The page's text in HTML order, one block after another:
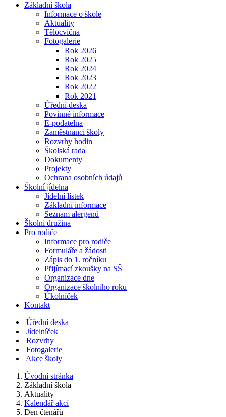
Základní škola
Informace o škole
Aktuality
Tělocvična
Fotogalerie
Rok 2026
Rok 2025
Rok 2024
Rok 2023
Rok 2022
Rok 2021
Úřední deska
Povinné informace
E-podatelna
Zaměstnanci školy
Rozvrhy hodin
Školská rada
Dokumenty
Projekty
Ochrana osobních údajů
Školní jídelna
Jídelní lístek
Základní informace
Seznam alergenů
Školní družina
Pro rodiče
Informace pro rodiče
Formuláře a žádosti
Zápis do 1. ročníku
Přijímací zkoušky na SŠ
Organizace dne
Organizace školního roku
Úkolníček
Kontakt
Úřední deska
Jídelníček
Rozvrhy
Fotogalerie
Akce školy
Úvodní stránka
Základní škola
Aktuality
Kalendář akcí
Den čtenářů